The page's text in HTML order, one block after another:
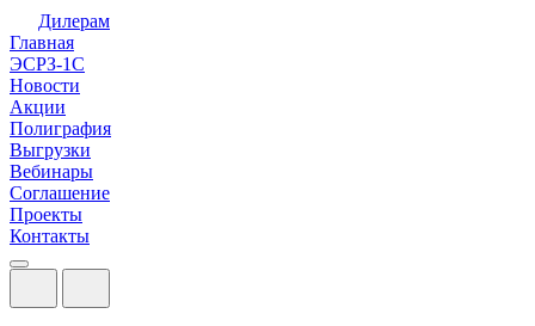
Дилерам
Главная
ЭСРЗ-1С
Новости
Акции
Полиграфия
Выгрузки
Вебинары
Соглашение
Проекты
Контакты